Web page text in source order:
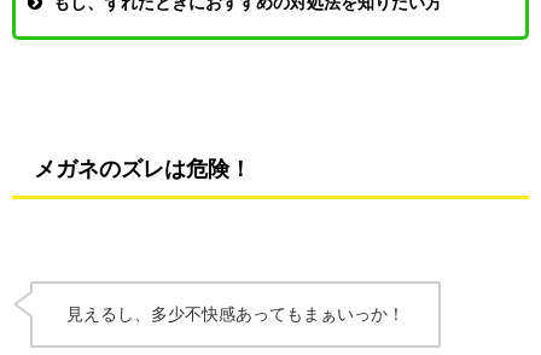
メガネのズレは危険！
見えるし、多少不快感あってもまぁいっか！